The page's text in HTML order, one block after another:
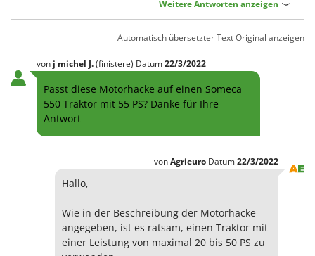
Y Yard Force
Zanon
Zephir
Zodiac
Weitere Antworten anzeigen
Automatisch übersetzter TextOriginal anzeigen
von j michel J.(finistere) Datum22/3/2022
Passt diese Motorhacke auf einen Someca
550 Traktor mit 55 PS? Danke für Ihre
Antwort
vonAgrieuro Datum22/3/2022
Hallo,
Wie in der Beschreibung der Motorhacke
angegeben, ist es ratsam, einen Traktor mit
einer Leistung von maximal 20 bis 50 PS zu